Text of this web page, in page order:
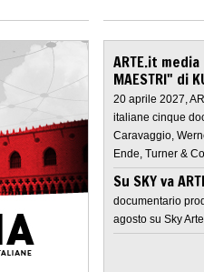
ARTE.it
MAESTRI" di
20 aprile 2027,
italiane cinque
Caravaggio,
Ende, Turner &
Su SKY va
documentario
agosto su Sky Arte